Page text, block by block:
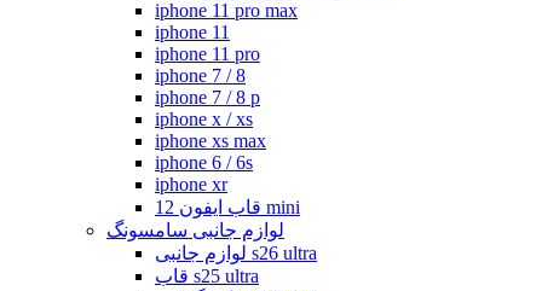
iphone 11 pro max
iphone 11
iphone 11 pro
iphone 7 / 8
iphone 7 / 8 p
iphone x / xs
iphone xs max
iphone 6 / 6s
iphone xr
قاب ایفون 12 mini
لوازم جانبی سامسونگ
لوازم جانبی s26 ultra
قاب s25 ultra